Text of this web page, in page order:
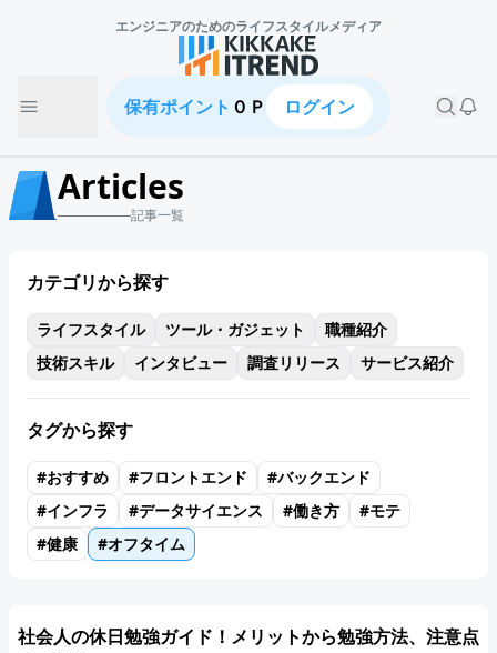
エンジニアのためのライフスタイルメディア
保有ポイント ０Ｐ ログイン
Articles
記事一覧
カテゴリから探す
ライフスタイル ツール・ガジェット
職種紹介
技術スキル
インタビュー 調査リリース サービス紹介
タグから探す
#おすすめ #フロントエンド #バックエンド
#インフラ #データサイエンス #働き方 #モテ
#健康 #オフタイム
社会人の休日勉強ガイド！メリットから勉強方法、注意点